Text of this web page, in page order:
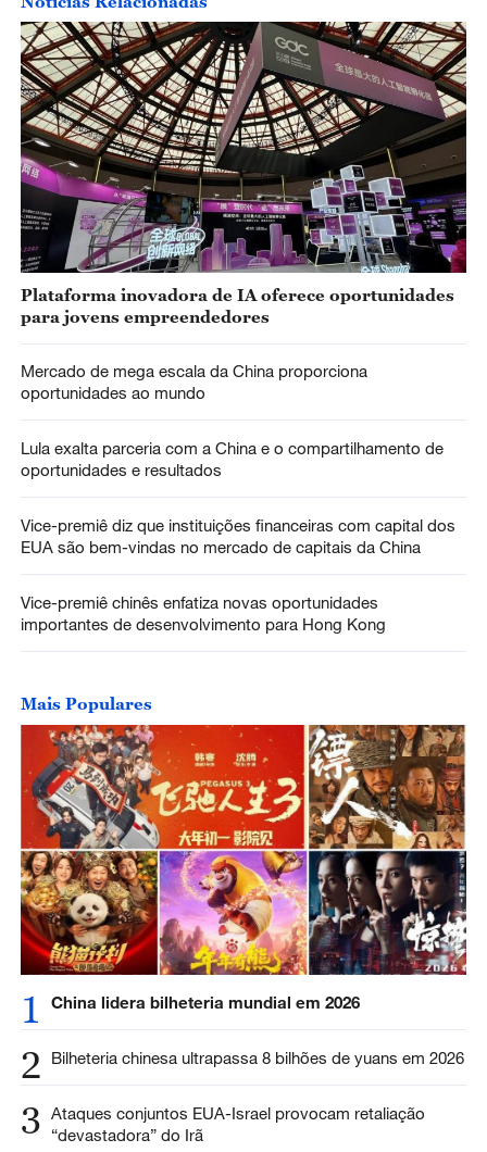
Plataforma inovadora de IA oferece oportunidades
para jovens empreendedores
Mercado de mega escala da China proporciona
oportunidades ao mundo
Lula exalta parceria com a China e o compartilhamento de
oportunidades e resultados
Vice-premiê diz que instituições financeiras com capital dos
EUA são bem-vindas no mercado de capitais da China
Vice-premiê chinês enfatiza novas oportunidades
importantes de desenvolvimento para Hong Kong
Mais Populares
1 China lidera bilheteria mundial em 2026
2 Bilheteria chinesa ultrapassa 8 bilhões de yuans em 2026
3 Ataques conjuntos EUA-Israel provocam retaliação
“devastadora” do Irã